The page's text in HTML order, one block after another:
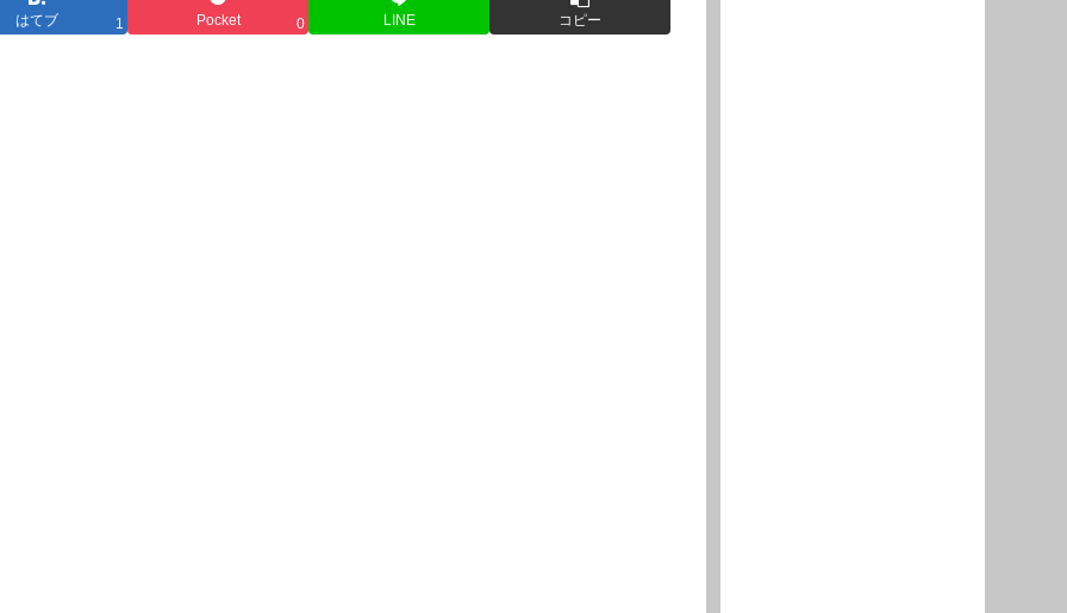
はてブ 1 Pocket 0 LINE コピー